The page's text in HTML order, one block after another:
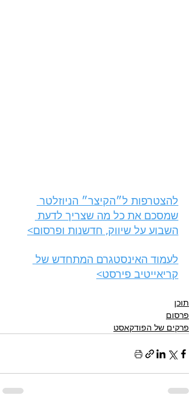
להצטרפות ל״הקיצר״ הניוזלטר
שמסכם את כל מה שצריך לדעת
השבוע על שיווק, חדשנות ופרסום>
לעמוד האינסטגרם המתחדש של
קריאייטיב פירסט>
תוכן
פרסום
פרקים של הפודקאסט